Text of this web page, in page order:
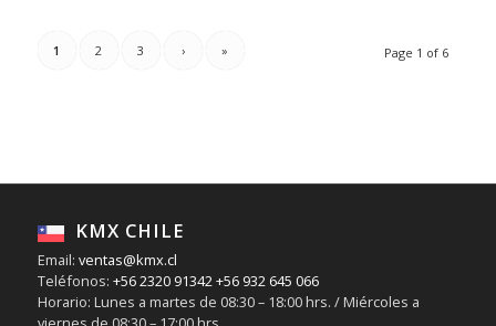
Page 1 of 6
1 2 3 › »
KMX CHILE
Email: ventas@kmx.cl
Teléfonos: +56 2320 91342+56 932 645 066
Horario: Lunes a martes de 08:30 – 18:00 hrs. / Miércoles a